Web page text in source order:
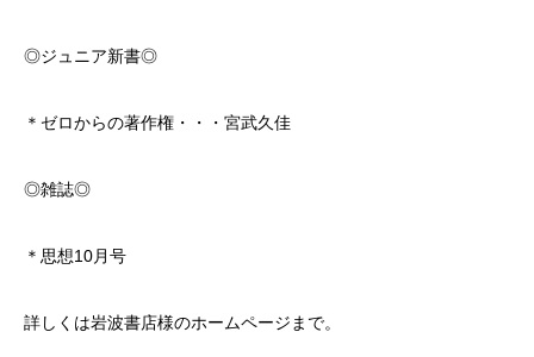
◎ジュニア新書◎
＊ゼロからの著作権・・・宮武久佳
◎雑誌◎
＊思想10月号
詳しくは岩波書店様のホームページまで。